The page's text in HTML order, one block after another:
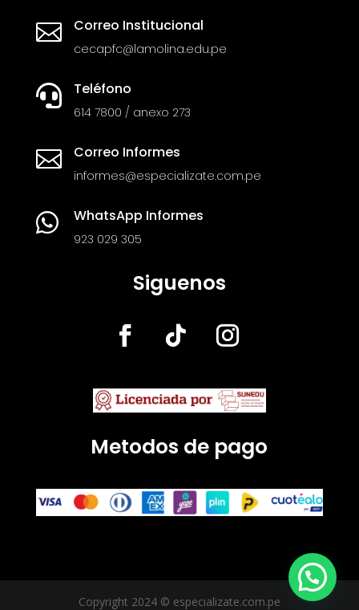
 Correo Institucional
cecapfc@lamolina.edu.pe
 Teléfono
614 7800 / anexo 273
 Correo Informes
informes@especializate.com.pe
 WhatsApp Informes
923 029 305
Siguenos
Metodos de pago
Copyright 2024 © especializate.com.pe